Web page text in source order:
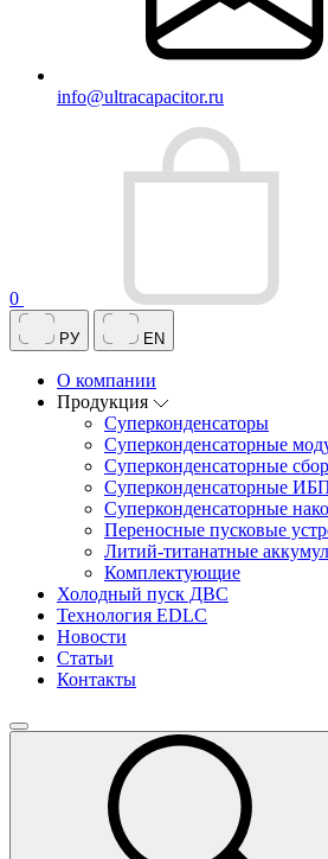
info@ultracapacitor.ru
0
РУ EN
О компании
Продукция
Суперконденсаторы
Суперконденсаторные
Суперконденсаторные
Суперконденсаторные
Суперконденсаторные
Переносные пусковые
Литий-титанатные
Комплектующие
Холодный пуск ДВС
Технология EDLC
Новости
Статьи
Контакты